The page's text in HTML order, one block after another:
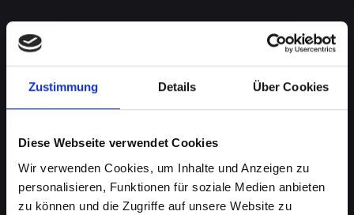
Zustimmung Details Über Cookies
Diese Webseite verwendet Cookies
Wir verwenden Cookies, um Inhalte und Anzeigen zu
personalisieren, Funktionen für soziale Medien anbieten
zu können und die Zugriffe auf unsere Website zu